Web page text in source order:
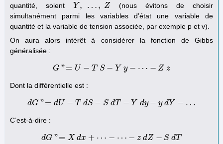
quantité, soient Y, … , Z
Y, … , Z
(nous évitons de choisir
simultanément parmi les variables d’état une variable de
quantité et la variable de tension associée, par exemple p et v).
On aura alors intérêt à considérer la fonction de Gibbs
généralisée :
G "= U − T S − Y y − ⋯ − Z z
G "=U−T S−Y y −⋯− Z z
Dont la différentielle est :
dG "= dU − T dS − S dT − Y dy − y dY − …
dG "= dU −T dS −S dT− Y dy −y dY−…
C’est-à-dire :
dG "= X dx + ⋯ − ⋯ − z dZ − S dT
dG "=X dx + ⋯ −⋯− z dZ −S dT